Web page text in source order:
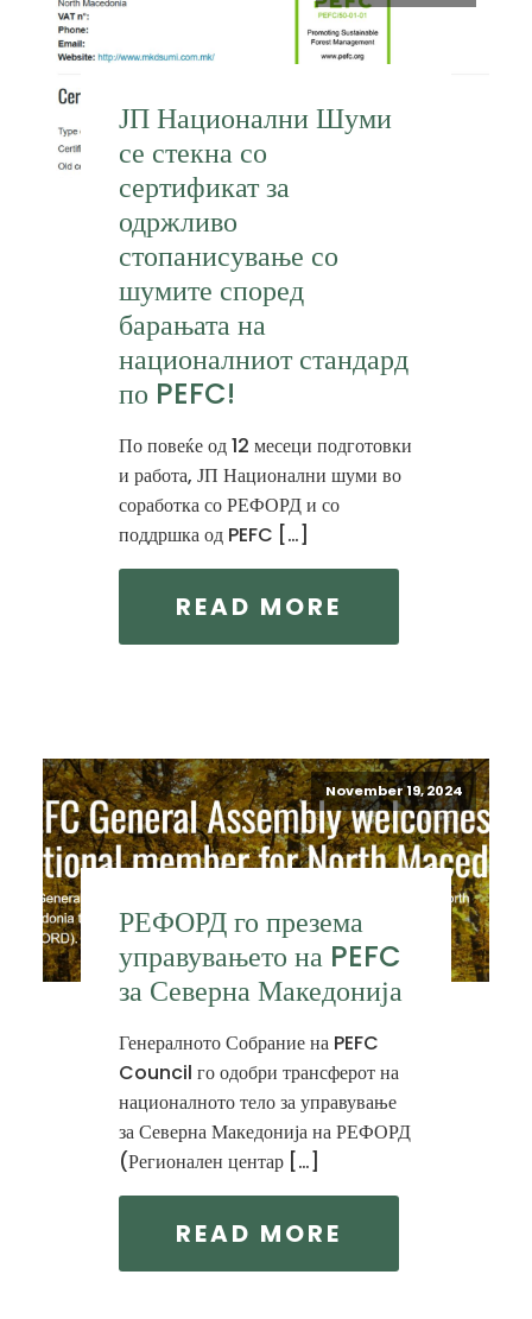
ЈП Национални Шуми
се стекна со
сертификат за
одржливо
стопанисување со
шумите според
барањата на
националниот стандард
по PEFC!
По повеќе од 12 месеци подготовки
и работа, ЈП Национални шуми во
соработка со РЕФОРД и со
поддршка од PEFC […]
READ MORE
November 19, 2024
РЕФОРД го презема
управувањето на PEFC
за Северна Македонија
Генералното Собрание на PEFC
Council го одобри трансферот на
националното тело за управување
за Северна Македонија на РЕФОРД
(Регионален центар […]
READ MORE